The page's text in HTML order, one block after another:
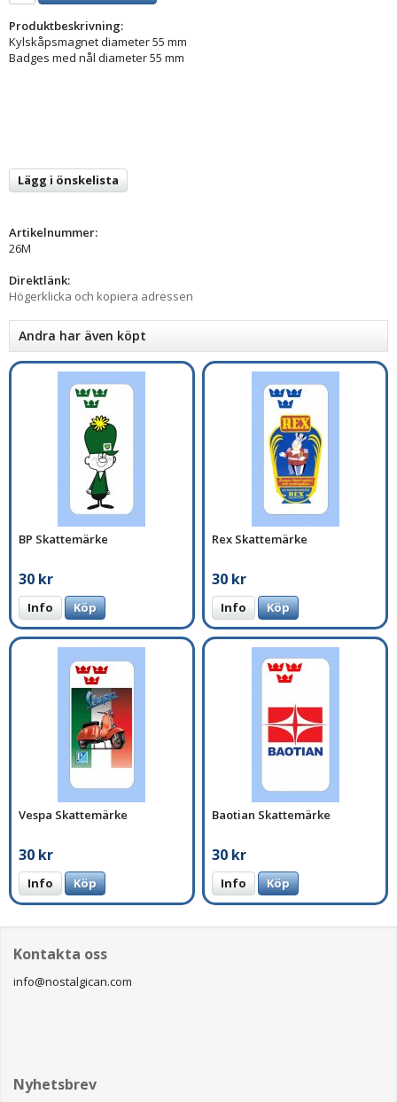
Produktbeskrivning:
Kylskåpsmagnet diameter 55 mm
Badges med nål diameter 55 mm
Lägg i önskelista
Artikelnummer:
26M
Direktlänk:
Högerklicka och kopiera adressen
Andra har även köpt
BP Skattemärke
30 kr
Info Köp
Rex Skattemärke
30 kr
Info Köp
Vespa Skattemärke
30 kr
Info Köp
Baotian Skattemärke
30 kr
Info Köp
Kontakta oss
info@nostalgican.com
Nyhetsbrev